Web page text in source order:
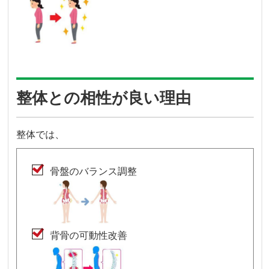
整体との相性が良い理由
整体では、
骨盤のバランス調整
背骨の可動性改善